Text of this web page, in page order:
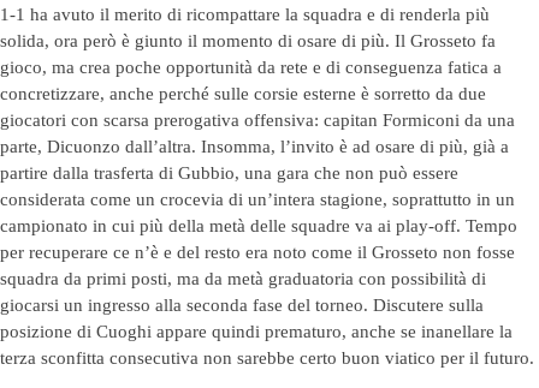
1-1 ha avuto il merito di ricompattare la squadra e di renderla più
solida, ora però è giunto il momento di osare di più. Il Grosseto fa
gioco, ma crea poche opportunità da rete e di conseguenza fatica a
concretizzare, anche perché sulle corsie esterne è sorretto da due
giocatori con scarsa prerogativa offensiva: capitan Formiconi da una
parte, Dicuonzo dall’altra. Insomma, l’invito è ad osare di più, già a
partire dalla trasferta di Gubbio, una gara che non può essere
considerata come un crocevia di un’intera stagione, soprattutto in un
campionato in cui più della metà delle squadre va ai play-off. Tempo
per recuperare ce n’è e del resto era noto come il Grosseto non fosse
squadra da primi posti, ma da metà graduatoria con possibilità di
giocarsi un ingresso alla seconda fase del torneo. Discutere sulla
posizione di Cuoghi appare quindi prematuro, anche se inanellare la
terza sconfitta consecutiva non sarebbe certo buon viatico per il futuro.